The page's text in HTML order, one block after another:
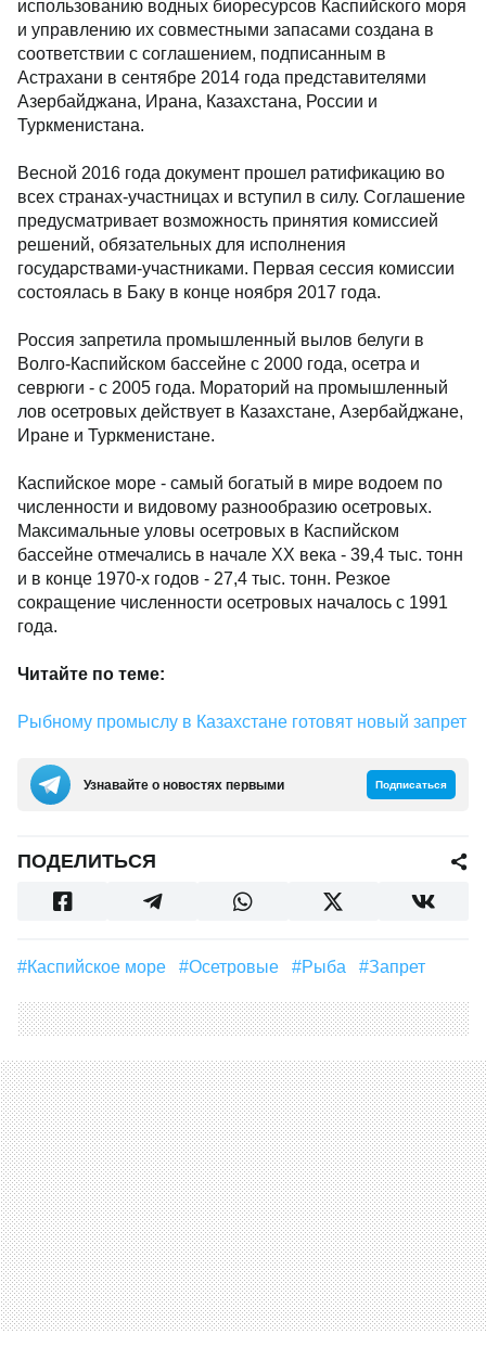
использованию водных биоресурсов Каспийского моря
и управлению их совместными запасами создана в
соответствии с соглашением, подписанным в
Астрахани в сентябре 2014 года представителями
Азербайджана, Ирана, Казахстана, России и
Туркменистана.
Весной 2016 года документ прошел ратификацию во
всех странах-участницах и вступил в силу. Соглашение
предусматривает возможность принятия комиссией
решений, обязательных для исполнения
государствами-участниками. Первая сессия комиссии
состоялась в Баку в конце ноября 2017 года.
Россия запретила промышленный вылов белуги в
Волго-Каспийском бассейне с 2000 года, осетра и
севрюги - с 2005 года. Мораторий на промышленный
лов осетровых действует в Казахстане, Азербайджане,
Иране и Туркменистане.
Каспийское море - самый богатый в мире водоем по
численности и видовому разнообразию осетровых.
Максимальные уловы осетровых в Каспийском
бассейне отмечались в начале ХХ века - 39,4 тыс. тонн
и в конце 1970-х годов - 27,4 тыс. тонн. Резкое
сокращение численности осетровых началось с 1991
года.
Читайте по теме:
Рыбному промыслу в Казахстане готовят новый запрет
Узнавайте о новостях первыми Подписаться
ПОДЕЛИТЬСЯ
#Каспийское море #осетровые #Рыба #Запрет